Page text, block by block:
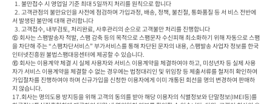
서 발생된 불만에 대해 관리합니다
⑮ 회사는 스팸발송자 적발, 스팸 감축 등의 목적으로 스팸문자 수신피해 최소화하기 위해 자동으로 스팸
을 차단해 주는 “스팸차단서비스” 부가서비스를 통해 차단된 문자의 내용, 스팸발송 사업자 정보를 한국
인터넷진흥원 불법스팸대응센터에 제공할 수 있습니다.
⑯ 회사는 이용계약 체결 시 실제 사용자와 서비스 이용계약을 체결하여야 하고, 미성년자 등 실제 사용
자가 서비스 이용계약을 체결할 수 없는 경우에는 법정대리인 및 위임장 등 제출서류를 철저히 확인하여
가입절차를 진행하여야 하며 신규가입을 신청한 이용자에게 이미 개통된 회선을 명의 변경하여 판매하
지 않습니다.
17.회사는 명의도용 방지등을 위해 고객의 동의를 받아 해당 이용자의 식별정보와 단말정보(IMEI등)를